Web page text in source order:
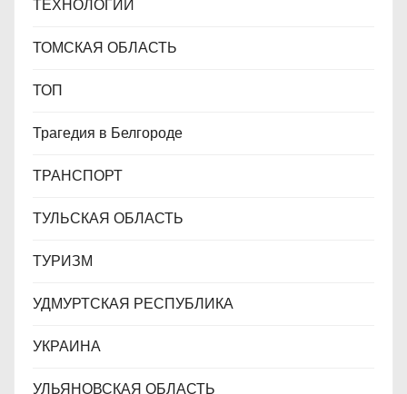
ТЕХНОЛОГИИ
ТОМСКАЯ ОБЛАСТЬ
ТОП
Трагедия в Белгороде
ТРАНСПОРТ
ТУЛЬСКАЯ ОБЛАСТЬ
ТУРИЗМ
УДМУРТСКАЯ РЕСПУБЛИКА
УКРАИНА
УЛЬЯНОВСКАЯ ОБЛАСТЬ